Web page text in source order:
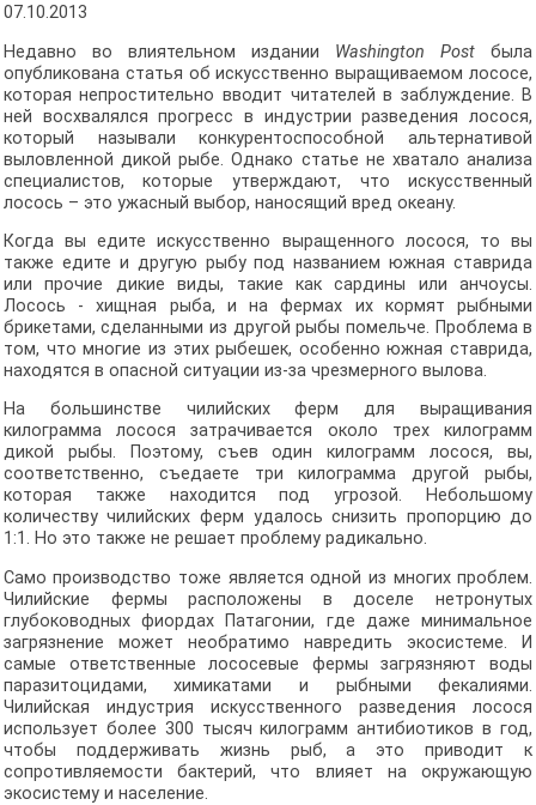
07.10.2013
Недавно во влиятельном издании Washington Post была
опубликована статья об искусственно выращиваемом лососе,
которая непростительно вводит читателей в заблуждение. В
ней восхвалялся прогресс в индустрии разведения лосося,
который называли конкурентоспособной альтернативой
выловленной дикой рыбе. Однако статье не хватало анализа
специалистов, которые утверждают, что искусственный
лосось – это ужасный выбор, наносящий вред океану.
Когда вы едите искусственно выращенного лосося, то вы
также едите и другую рыбу под названием южная ставрида
или прочие дикие виды, такие как сардины или анчоусы.
Лосось - хищная рыба, и на фермах их кормят рыбными
брикетами, сделанными из другой рыбы помельче. Проблема в
том, что многие из этих рыбешек, особенно южная ставрида,
находятся в опасной ситуации из-за чрезмерного вылова.
На большинстве чилийских ферм для выращивания
килограмма лосося затрачивается около трех килограмм
дикой рыбы. Поэтому, съев один килограмм лосося, вы,
соответственно, съедаете три килограмма другой рыбы,
которая также находится под угрозой. Небольшому
количеству чилийских ферм удалось снизить пропорцию до
1:1. Но это также не решает проблему радикально.
Само производство тоже является одной из многих проблем.
Чилийские фермы расположены в доселе нетронутых
глубоководных фиордах Патагонии, где даже минимальное
загрязнение может необратимо навредить экосистеме. И
самые ответственные лососевые фермы загрязняют воды
паразитоцидами, химикатами и рыбными фекалиями.
Чилийская индустрия искусственного разведения лосося
использует более 300 тысяч килограмм антибиотиков в год,
чтобы поддерживать жизнь рыб, а это приводит к
сопротивляемости бактерий, что влияет на окружающую
экосистему и население.